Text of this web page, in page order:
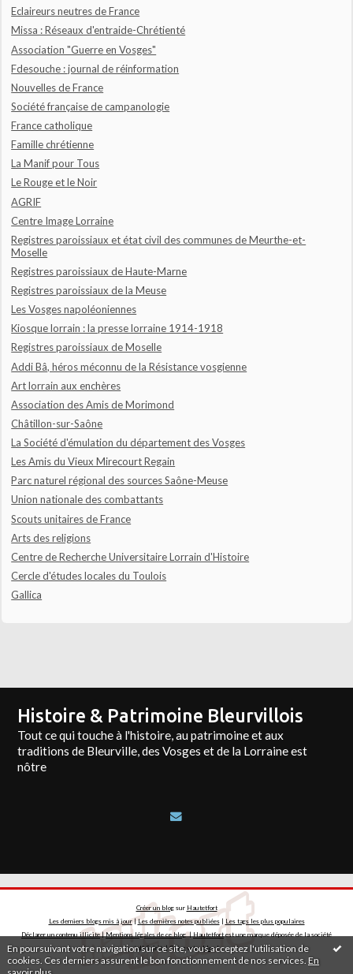
En poursuivant votre navigation sur ce site, vous acceptez l'utilisation de
cookies. Ces derniers assurent le bon fonctionnement de nos services. En
savoir plus
Eclaireurs neutres de France
Missa : Réseaux d'entraide-Chrétienté
Association "Guerre en Vosges"
Fdesouche : journal de réinformation
Nouvelles de France
Société française de campanologie
France catholique
Famille chrétienne
La Manif pour Tous
Le Rouge et le Noir
AGRIF
Centre Image Lorraine
Registres paroissiaux et état civil des communes de Meurthe-et-
Moselle
Registres paroissiaux de Haute-Marne
Registres paroissiaux de la Meuse
Les Vosges napoléoniennes
Kiosque lorrain : la presse lorraine 1914-1918
Registres paroissiaux de Moselle
Addi Bâ, héros méconnu de la Résistance vosgienne
Art lorrain aux enchères
Association des Amis de Morimond
Châtillon-sur-Saône
La Société d'émulation du département des Vosges
Les Amis du Vieux Mirecourt Regain
Parc naturel régional des sources Saône-Meuse
Union nationale des combattants
Scouts unitaires de France
Arts des religions
Centre de Recherche Universitaire Lorrain d'Histoire
Cercle d'études locales du Toulois
Gallica
Histoire & Patrimoine Bleurvillois
Tout ce qui touche à l'histoire, au patrimoine et aux
traditions de Bleurville, des Vosges et de la Lorraine est
nôtre
Créer un blogsur Hautetfort
Les derniers blogs mis à jour|Les dernières notes publiées| Les tags les plus populaires
Déclarer un contenu illicite|Mentions légales de ce blog | Hautetfort est une marque déposée de la société
talkSpirit | Créez votreblog!